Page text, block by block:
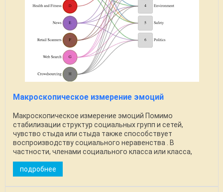
Макроскопическое измерение эмоций
Макроскопическое измерение эмоций Помимо
стабилизации структур социальных групп и сетей,
чувство стыда или стыда также способствует
воспроизводству социального неравенства . В
частности, членами социального класса или класса,
которые часто ...
подробнее